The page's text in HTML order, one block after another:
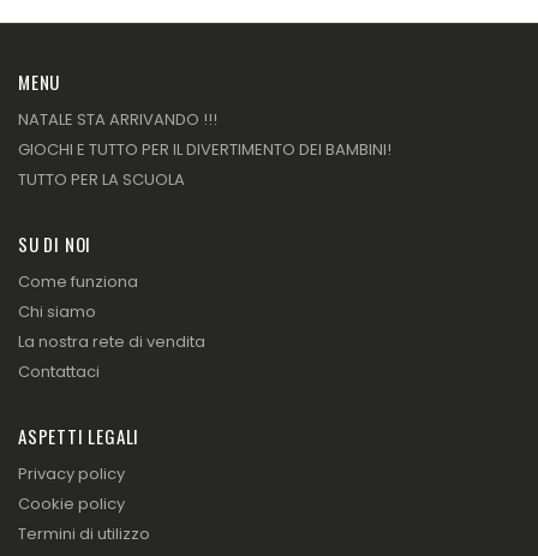
MENU
NATALE STA ARRIVANDO !!!
GIOCHI E TUTTO PER IL DIVERTIMENTO DEI BAMBINI!
TUTTO PER LA SCUOLA
SU DI NOI
Come funziona
Chi siamo
La nostra rete di vendita
Contattaci
ASPETTI LEGALI
Privacy policy
Cookie policy
Termini di utilizzo